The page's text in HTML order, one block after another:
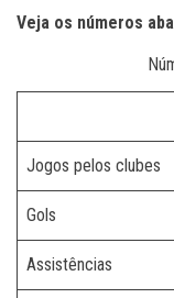
Veja os números
Jogos pelos clubes
Gols
Assistências